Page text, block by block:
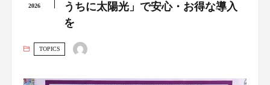
2026
うちに太陽光」で安心・お得な導入
を
TOPICS